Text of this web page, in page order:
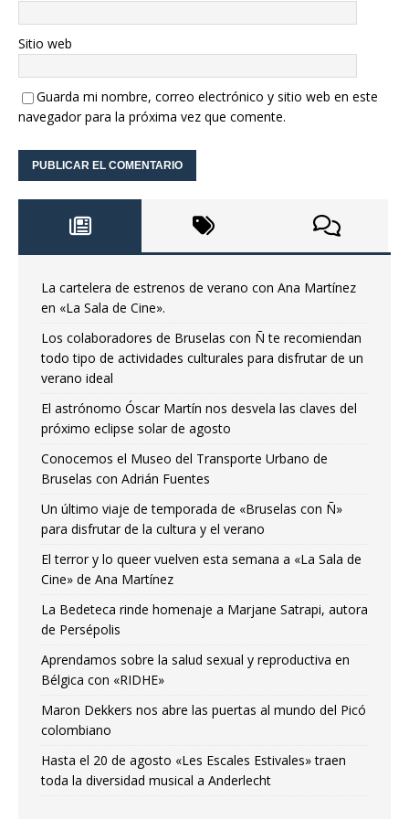
Sitio web
Guarda mi nombre, correo electrónico y sitio web en este
navegador para la próxima vez que comente.
La cartelera de estrenos de verano con Ana Martínez
en «La Sala de Cine».
Los colaboradores de Bruselas con Ñ te recomiendan
todo tipo de actividades culturales para disfrutar de un
verano ideal
El astrónomo Óscar Martín nos desvela las claves del
próximo eclipse solar de agosto
Conocemos el Museo del Transporte Urbano de
Bruselas con Adrián Fuentes
Un último viaje de temporada de «Bruselas con Ñ»
para disfrutar de la cultura y el verano
El terror y lo queer vuelven esta semana a «La Sala de
Cine» de Ana Martínez
La Bedeteca rinde homenaje a Marjane Satrapi, autora
de Persépolis
Aprendamos sobre la salud sexual y reproductiva en
Bélgica con «RIDHE»
Maron Dekkers nos abre las puertas al mundo del Picó
colombiano
Hasta el 20 de agosto «Les Escales Estivales» traen
toda la diversidad musical a Anderlecht